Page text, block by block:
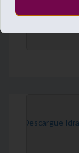
[Descargue